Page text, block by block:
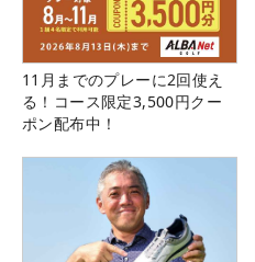
11月までのプレーに2回使え
る！コース限定3,500円クー
ポン配布中！